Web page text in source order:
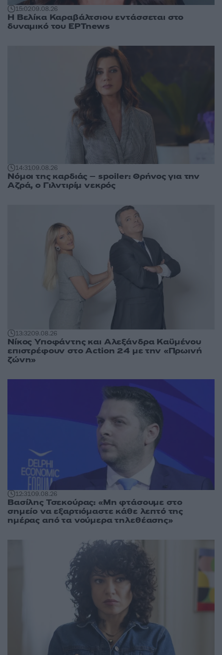
15:0209.08.26
Η Βελίκα Καραβάλτσιου εντάσσεται στο
δυναμικό του ΕΡΤnews
14:3109.08.26
Νόμοι της καρδιάς – spoiler: Θρήνος για την
Αζρά, ο Γιλντιρίμ νεκρός
13:3209.08.26
Νίκος Υποφάντης και Αλεξάνδρα Καϋμένου
επιστρέφουν στο Action 24 με την «Πρωινή
ζώνη»
12:3109.08.26
Βασίλης Τσεκούρας: «Μη φτάσουμε στο
σημείο να εξαρτιόμαστε κάθε λεπτό της
ημέρας από τα νούμερα τηλεθέασης»